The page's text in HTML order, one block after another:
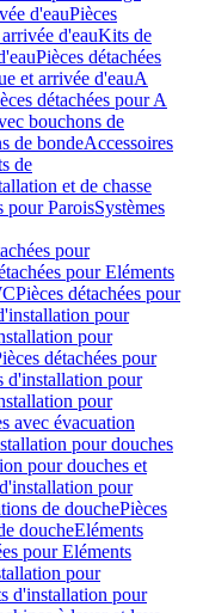
d'eauPièces
d'eauKits de
Pièces détachées
et arrivée d'eauA
détachées pour A
bouchons de
de bondeAccessoires
de
et de chasse
pour ParoisSystèmes
pour
pour Eléments
Pièces détachées pour
pour
pour
détachées pour
d'installation pour
pour
avec évacuation
pour douches
pour douches et
pour
de douchePièces
doucheEléments
pour Eléments
pour
d'installation pour